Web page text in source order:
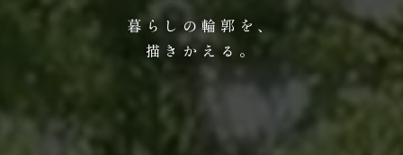
暮らしの輪郭を、
描きかえる。